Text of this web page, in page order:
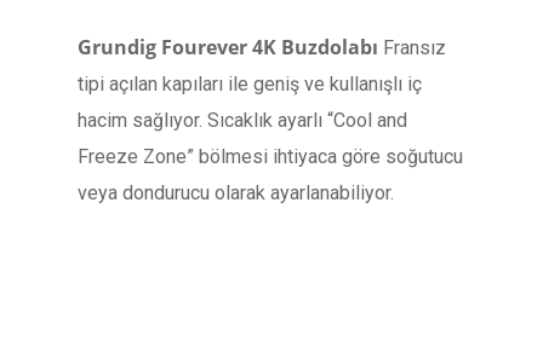
Grundig Fourever 4K Buzdolabı Fransız
tipi açılan kapıları ile geniş ve kullanışlı iç
hacim sağlıyor. Sıcaklık ayarlı “Cool and
Freeze Zone” bölmesi ihtiyaca göre soğutucu
veya dondurucu olarak ayarlanabiliyor.